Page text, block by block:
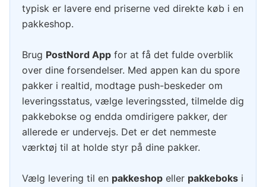
typisk er lavere end priserne ved direkte køb i en
pakkeshop.
Brug PostNord App for at få det fulde overblik
over dine forsendelser. Med appen kan du spore
pakker i realtid, modtage push-beskeder om
leveringsstatus, vælge leveringssted, tilmelde dig
pakkebokse og endda omdirigere pakker, der
allerede er undervejs. Det er det nemmeste
værktøj til at holde styr på dine pakker.
Vælg levering til en pakkeshop eller pakkeboks i